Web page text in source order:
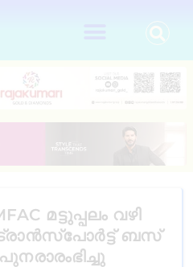
മട്ടുപ്പലം വഴി
ബസ്